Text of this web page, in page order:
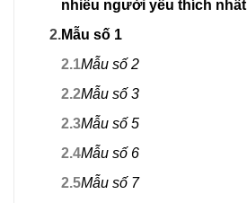
nhiều người yêu thích nhất
2.Mẫu số 1
2.1Mẫu số 2
2.2Mẫu số 3
2.3Mẫu số 5
2.4Mẫu số 6
2.5Mẫu số 7